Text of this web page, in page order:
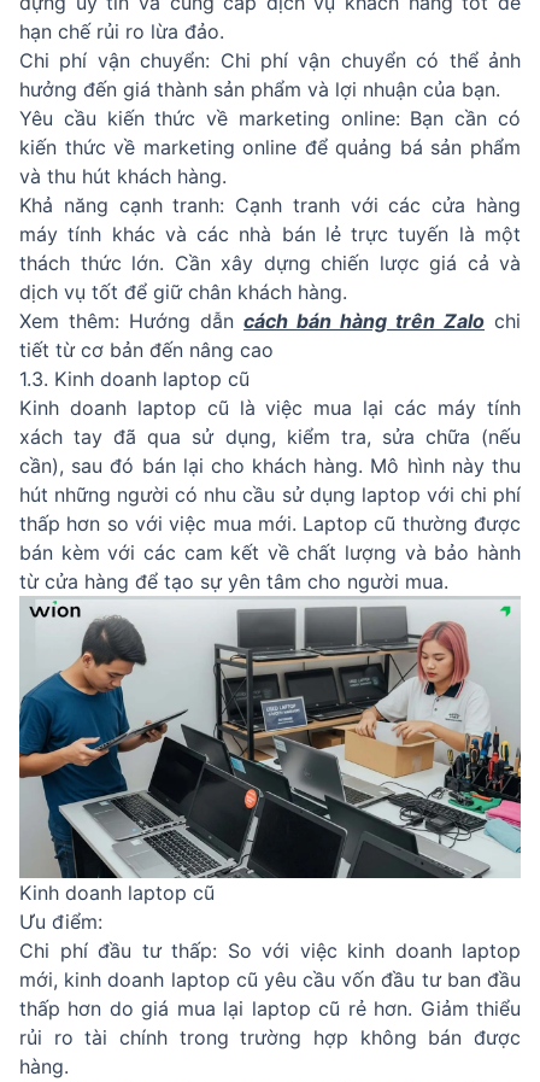
hạn chế rủi ro lừa đảo.
Chi phí vận chuyển: Chi phí vận chuyển có thể ảnh
hưởng đến giá thành sản phẩm và lợi nhuận của bạn.
Yêu cầu kiến thức về marketing online: Bạn cần có
kiến thức về marketing online để quảng bá sản phẩm
và thu hút khách hàng.
Khả năng cạnh tranh: Cạnh tranh với các cửa hàng
máy tính khác và các nhà bán lẻ trực tuyến là một
thách thức lớn. Cần xây dựng chiến lược giá cả và
dịch vụ tốt để giữ chân khách hàng.
Xem thêm: Hướng dẫn cách bán hàng trên Zalo chi
tiết từ cơ bản đến nâng cao
1.3. Kinh doanh laptop cũ
Kinh doanh laptop cũ là việc mua lại các máy tính
xách tay đã qua sử dụng, kiểm tra, sửa chữa (nếu
cần), sau đó bán lại cho khách hàng. Mô hình này thu
hút những người có nhu cầu sử dụng laptop với chi phí
thấp hơn so với việc mua mới. Laptop cũ thường được
bán kèm với các cam kết về chất lượng và bảo hành
từ cửa hàng để tạo sự yên tâm cho người mua.
Kinh doanh laptop cũ
Ưu điểm:
Chi phí đầu tư thấp: So với việc kinh doanh laptop
mới, kinh doanh laptop cũ yêu cầu vốn đầu tư ban đầu
thấp hơn do giá mua lại laptop cũ rẻ hơn. Giảm thiểu
rủi ro tài chính trong trường hợp không bán được
hàng.